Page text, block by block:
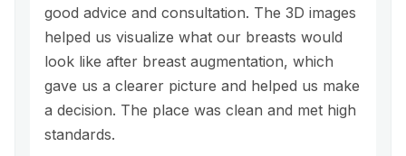
good advice and consultation. The 3D images
helped us visualize what our breasts would
look like after breast augmentation, which
gave us a clearer picture and helped us make
a decision. The place was clean and met high
standards.